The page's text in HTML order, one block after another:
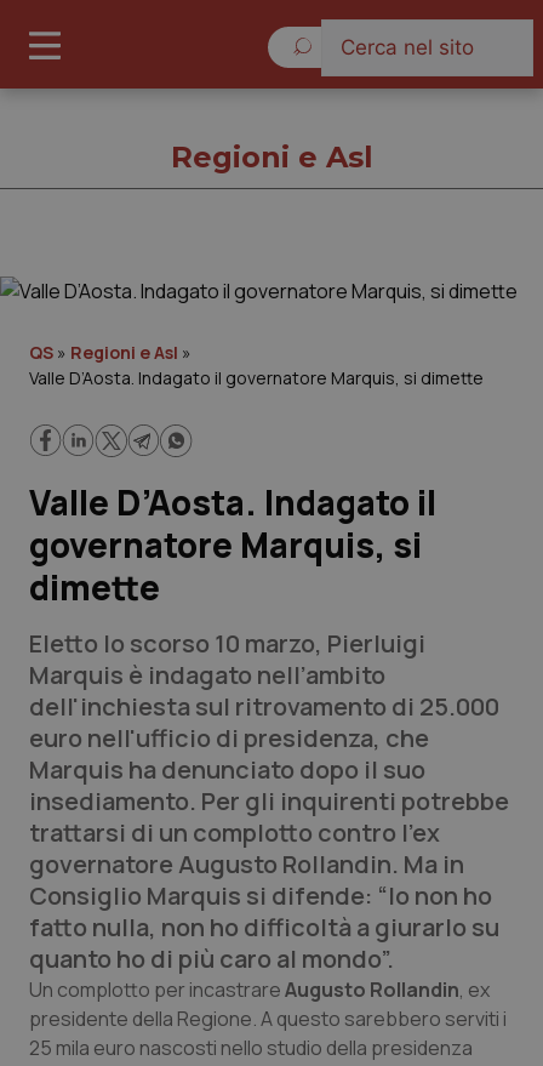
Cronache
Lavoro e Professioni
Scienza e Farmaci
Studi e Analisi
Lettere al direttore
Edizioni Regionali
QS Pro
Professionisti Sanitari.AI
Abruzzo
Basilicata
QS Pro Gold
Artrite & artrosi
QS Club Newsletter
Regioni e Asl
QS » Regioni e Asl »
Valle D’Aosta. Indagato il governatore Marquis, si dimette
Valle D’Aosta. Indagato il
governatore Marquis, si
dimette
Eletto lo scorso 10 marzo, Pierluigi
Marquis è indagato nell’ambito
dell'inchiesta sul ritrovamento di 25.000
euro nell'ufficio di presidenza, che
Marquis ha denunciato dopo il suo
insediamento. Per gli inquirenti potrebbe
trattarsi di un complotto contro l’ex
governatore Augusto Rollandin. Ma in
Consiglio Marquis si difende: “Io non ho
fatto nulla, non ho difficoltà a giurarlo su
quanto ho di più caro al mondo”.
Un complotto per incastrareAugusto Rollandin, ex
presidente della Regione. A questo sarebbero serviti i
25 mila euro nascosti nello studio della presidenza